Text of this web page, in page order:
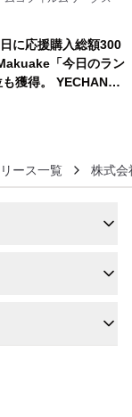
―』を上映！
に応援購入総額300
「今日のラン
獲得。 YECHAN音
ル第2弾の大型サイ
）を先行販売中
ース一覧 株式会